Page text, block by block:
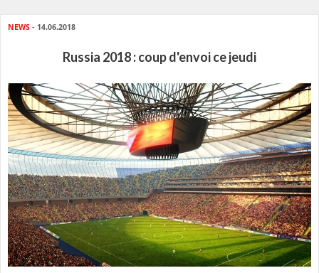
NEWS - 14.06.2018
Russia 2018 : coup d'envoi ce jeudi